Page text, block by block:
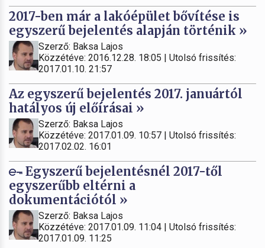
2017-ben már a lakóépület bővítése is
egyszerű bejelentés alapján történik »
Szerző: Baksa Lajos
Közzétéve: 2016.12.28. 18:05 | Utolsó frissítés:
2017.01.10. 21:57
Az egyszerű bejelentés 2017. januártól
hatályos új előírásai »
Szerző: Baksa Lajos
Közzétéve: 2017.01.09. 10:57 | Utolsó frissítés:
2017.02.02. 16:01
Egyszerű bejelentésnél 2017-től
egyszerűbb eltérni a
dokumentációtól »
Szerző: Baksa Lajos
Közzétéve: 2017.01.09. 11:04 | Utolsó frissítés:
2017.01.09. 11:25